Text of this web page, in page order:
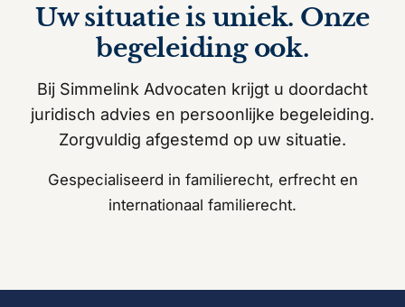
Uw situatie is uniek. Onze
begeleiding ook.
Bij Simmelink Advocaten krijgt u doordacht
juridisch advies en persoonlijke begeleiding.
Zorgvuldig afgestemd op uw situatie.
Gespecialiseerd in familierecht, erfrecht en
internationaal familierecht.